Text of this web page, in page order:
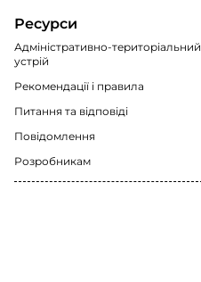
Ресурси
Адміністративно-територіальний
устрій
Рекомендації i правила
Питання та відповіді
Повідомлення
Розробникам